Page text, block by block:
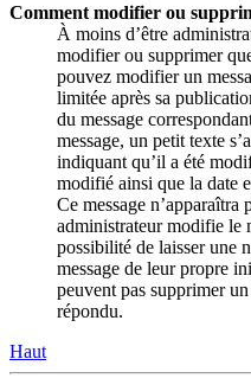
Comment modifier ou
À moins d’être
modifier ou supprimer
pouvez modifier un
limitée après sa
du message
message, un petit texte
indiquant qu’il a été
modifié ainsi que la date
Ce message n’apparaîtra
administrateur modifie le
possibilité de laisser une
message de leur propre
peuvent pas supprimer
répondu.
Haut